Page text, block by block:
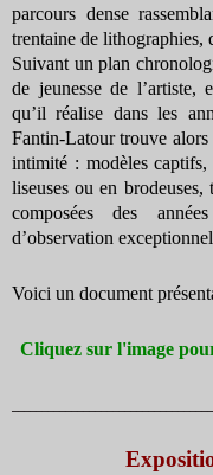
parcours dense
trentaine de lithographies,
Suivant un plan
de jeunesse de l’artiste,
qu’il réalise dans les
Fantin-Latour trouve alors
intimité : modèles captifs,
liseuses ou en brodeuses,
composées des
d’observation
Voici un document
Cliquez sur l'image